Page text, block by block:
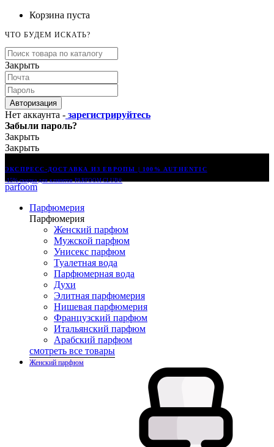
Корзина пуста
ЧТО БУДЕМ ИСКАТЬ?
Закрыть
Авторизация
Нет аккаунта - зарегистрируйтесь
Забыли пароль?
Закрыть
Закрыть
ЭКСПРЕСС-ДОСТАВКА ИЗ ЕВРОПЫ | 100% AUTHENTIC
-15% скидка для клиентов PARFOOM CLUB®
parfoom
Парфюмерия
Парфюмерия
Женский парфюм
Мужской парфюм
Унисекс парфюм
Туалетная вода
Парфюмерная вода
Духи
Элитная парфюмерия
Нишевая парфюмерия
Французский парфюм
Итальянский парфюм
Арабский парфюм
смотреть все товары
Женский парфюм